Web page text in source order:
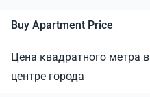
Buy Apartment Price
Цена квадратного метра в
центре города